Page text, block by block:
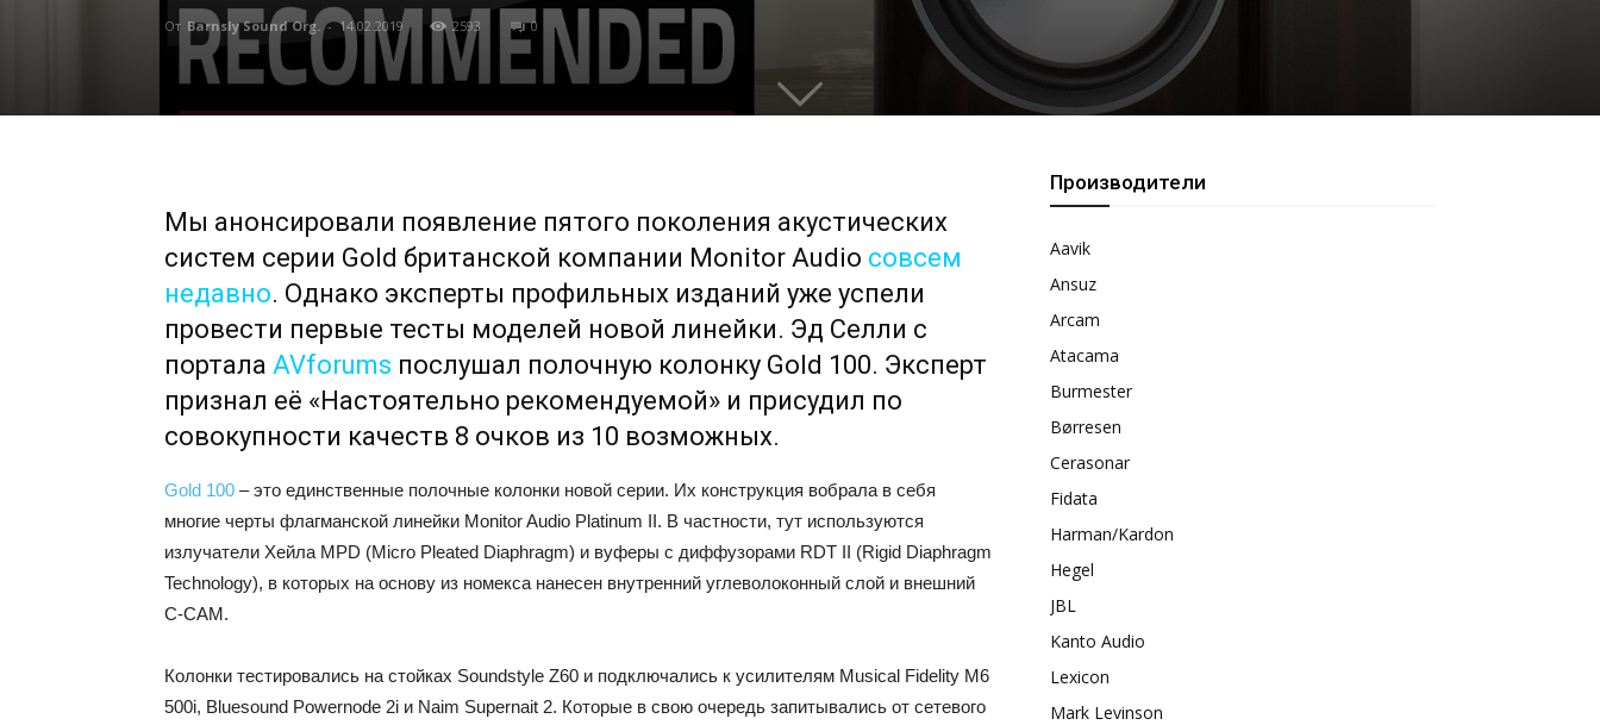
От Barnsly Sound Org. - 14.02.2019 2593 0
Мы анонсировали появление пятого поколения акустических
систем серии Gold британской компании Monitor Audio совсем
недавно. Однако эксперты профильных изданий уже успели
провести первые тесты моделей новой линейки. Эд Селли с
портала AVforums послушал полочную колонку Gold 100. Эксперт
признал её «Настоятельно рекомендуемой» и присудил по
совокупности качеств 8 очков из 10 возможных.
Gold 100 – это единственные полочные колонки новой серии. Их конструкция вобрала в себя
многие черты флагманской линейки Monitor Audio Platinum II. В частности, тут используются
излучатели Хейла MPD (Micro Pleated Diaphragm) и вуферы с диффузорами RDT II (Rigid Diaphragm
Technology), в которых на основу из номекса нанесен внутренний углеволоконный слой и внешний
C-CAM.
Колонки тестировались на стойках Soundstyle Z60 и подключались к усилителям Musical Fidelity M6
500i, Bluesound Powernode 2i и Naim Supernait 2. Которые в свою очередь запитывались от сетевого
Производители
Aavik
Ansuz
Arcam
Atacama
Burmester
Børresen
Cerasonar
Fidata
Harman/Kardon
Hegel
JBL
Kanto Audio
Lexicon
Mark Levinson